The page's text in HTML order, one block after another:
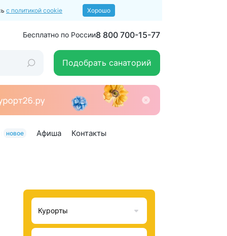
с политикой cookie Хорошо
Бесплатно по России8 800 700-15-77
Подобрать санаторий
новое Афиша Контакты
Курорты